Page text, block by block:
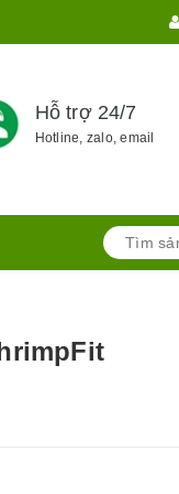
Hỗ trợ 24/7
Hotline, zalo, email